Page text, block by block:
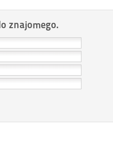
znajomego.